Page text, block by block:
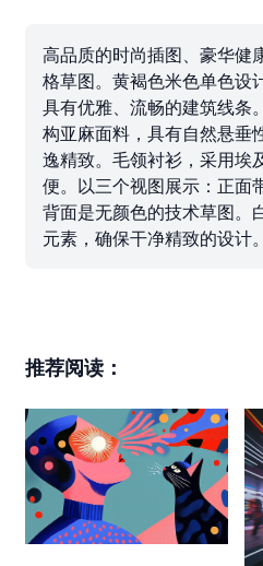
高品质的时尚插图、豪华健
格草图。黄褐色米色单色设
具有优雅、流畅的建筑线条
构亚麻面料，具有自然悬垂
逸精致。毛领衬衫，采用埃
便。以三个视图展示：正面
背面是无颜色的技术草图。
元素，确保干净精致的设计。
推荐阅读：